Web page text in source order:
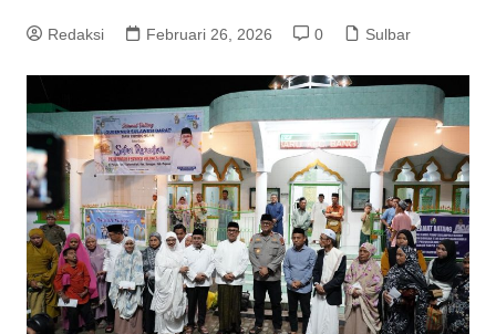
Redaksi Februari 26, 2026 0 Sulbar